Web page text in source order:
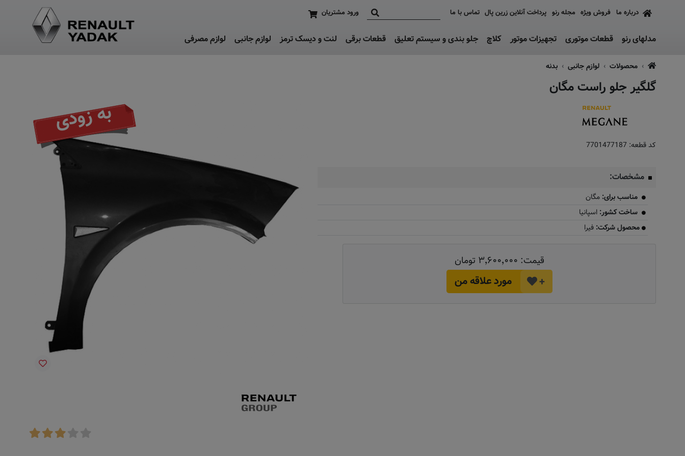
درباره ما فروش ویژه مجله رنو پرداخت آنلاین زرین پال تماس با ما ورود مشتریان
مدلهای رنو قطعات موتوری تجهیزات موتور کلاچ جلو بندی و سیستم تعلیق قطعات برقی لنت و دیسک ترمز لوازم جانبی لوازم مصرفی
محصولات لوازم جانبی بدنه
گلگیر جلو راست مگان
به زودی
کد قطعه: 7701477187
مشخصات:
مناسب برای: مگان
ساخت کشور: اسپانیا
محصول شرکت: فیرا
قیمت: ۳٬۶۰۰٬۰۰۰ تومان
+ مورد علاقه من